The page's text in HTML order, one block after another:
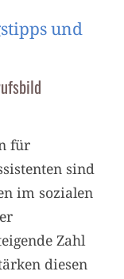
und
für
sind
im sozialen
Zahl
diesen